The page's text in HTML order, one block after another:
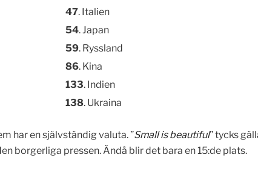
47. Italien
54. Japan
59. Ryssland
86. Kina
133. Indien
138. Ukraina
har en självständig valuta. ”Small is beautiful” tycks
borgerliga pressen. Ändå blir det bara en 15:de plats.